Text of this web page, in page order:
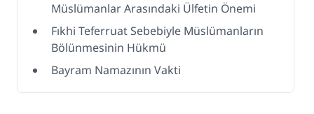
Müslümanlar Arasındaki Ülfetin Önemi
Fıkhi Teferruat Sebebiyle Müslümanların
Bölünmesinin Hükmü
Bayram Namazının Vakti